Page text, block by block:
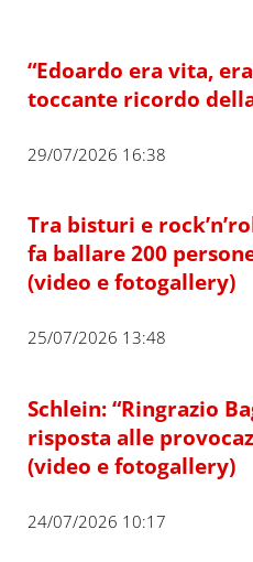
“Edoardo era vita,
toccante ricordo
29/07/2026 16:38
Tra bisturi e
fa ballare 200
(video e fotogallery)
25/07/2026 13:48
Schlein: “Ringrazio
risposta alle
(video e fotogallery)
24/07/2026 10:17